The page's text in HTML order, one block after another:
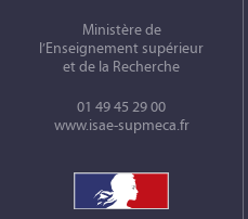
Ministère de
l’Enseignement supérieur
et de la Recherche
01 49 45 29 00
www.isae-supmeca.fr